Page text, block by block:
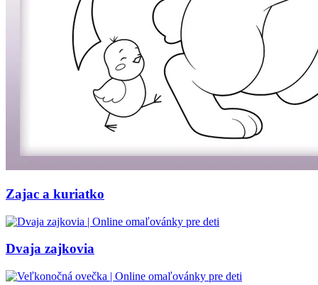
Zajac a kuriatko
Dvaja zajkovia